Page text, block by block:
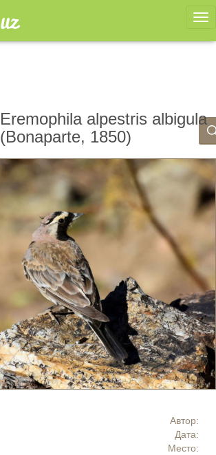
Eremophila alpestris albigula
(Bonaparte, 1850)
Автор:
Дата:
Место: